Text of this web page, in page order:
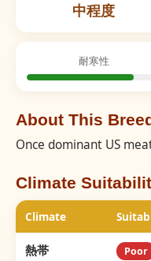
中程度
耐寒性
About This
Once dominant US
Climate
Climate
熱帯 Poor